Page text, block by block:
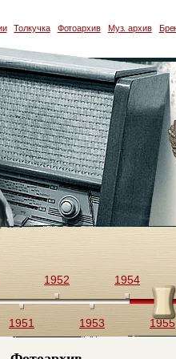
Толкучка Фотоархив Муз. архив
1951
1952
1953
1954
1955